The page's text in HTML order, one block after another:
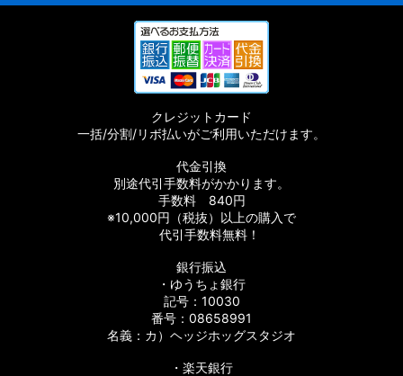
クレジットカード
一括/分割/リボ払いがご利用いただけます。
代金引換
別途代引手数料がかかります。
手数料 840円
※10,000円（税抜）以上の購入で
代引手数料無料！
銀行振込
・ゆうちょ銀行
記号：10030
番号：08658991
名義：カ）ヘッジホッグスタジオ
・楽天銀行